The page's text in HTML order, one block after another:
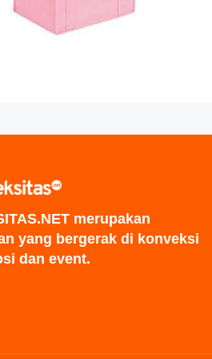
merupakan
yang bergerak di konveksi
dan event.